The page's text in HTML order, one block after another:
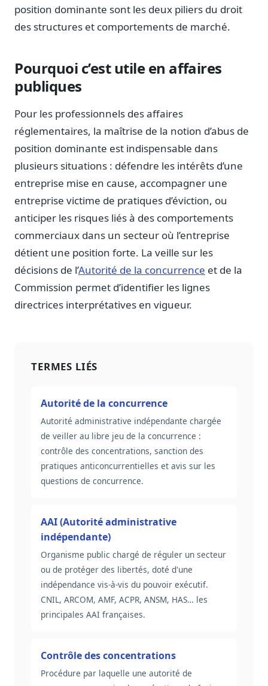
position dominante sont les deux piliers du droit
des structures et comportements de marché.
Pourquoi c’est utile en affaires
publiques
Pour les professionnels des affaires
réglementaires, la maîtrise de la notion d’abus de
position dominante est indispensable dans
plusieurs situations : défendre les intérêts d’une
entreprise mise en cause, accompagner une
entreprise victime de pratiques d’éviction, ou
anticiper les risques liés à des comportements
commerciaux dans un secteur où l’entreprise
détient une position forte. La veille sur les
décisions de l’Autorité de la concurrence et de la
Commission permet d’identifier les lignes
directrices interprétatives en vigueur.
TERMES LIÉS
Autorité de la concurrence
Autorité administrative indépendante chargée
de veiller au libre jeu de la concurrence :
contrôle des concentrations, sanction des
pratiques anticoncurrentielles et avis sur les
questions de concurrence.
AAI (Autorité administrative
indépendante)
Organisme public chargé de réguler un secteur
ou de protéger des libertés, doté d'une
indépendance vis-à-vis du pouvoir exécutif.
CNIL, ARCOM, AMF, ACPR, ANSM, HAS… les
principales AAI françaises.
Contrôle des concentrations
Procédure par laquelle une autorité de